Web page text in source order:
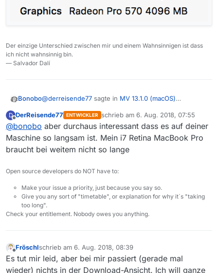
Der einzige Unterschied zwischen mir und einem Wahnsinnigen ist dass
ich nicht wahnsinnig bin.
— Salvador Dalí
Bonobo@derreisende77 sagte in MV 13.1.0 (macOS)
@bonoboWas für einen Rechner hast Du?
D
Offline
DerReisende77 ENTWICKLER schrieb am 6. Aug. 2018, 07:55
zuletzt editiert von
@bonobo aber durchaus interessant dass es auf deiner
Maschine so langsam ist. Mein i7 Retina MacBook Pro
braucht bei weitem nicht so lange
Open source developers do NOT have to:
Make your issue a priority, just because you say so.
Give you any sort of "timetable", or explanation for why it´s "taking
too long".
Check your entitlement. Nobody owes you anything.
Offline
Fröschlschrieb am 6. Aug. 2018, 08:39
zuletzt editiert von
Es tut mir leid, aber bei mir passiert (gerade mal
wieder) nichts in der Download-Ansicht. Ich will ganze